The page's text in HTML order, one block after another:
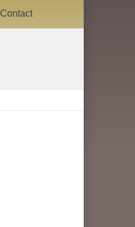
Contact